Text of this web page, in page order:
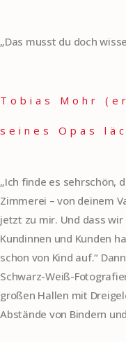
„Das musst du doch
Tobias Mohr
seines Opas
„Ich finde es sehrschön,
Zimmerei – von deinem
jetzt zu mir. Und dass
Kundinnen und Kunden
schon von Kind auf.“
Schwarz-Weiß-
großen Hallen mit
Abstände von Bindern